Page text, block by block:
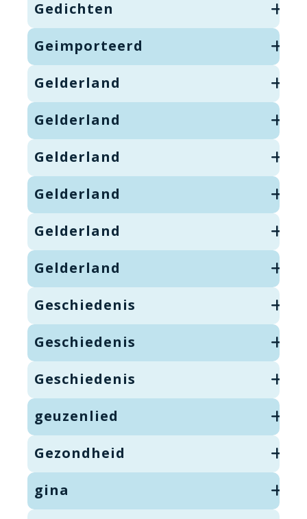
Gedichten
Geimporteerd
Gelderland
Gelderland
Gelderland
Gelderland
Gelderland
Gelderland
Geschiedenis
Geschiedenis
Geschiedenis
geuzenlied
Gezondheid
gina